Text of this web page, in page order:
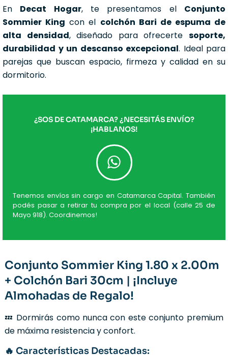
En Decat Hogar, te presentamos el Conjunto
Sommier King con el colchón Bari de espuma de
alta densidad, diseñado para ofrecertesoporte,
durabilidad y un descanso excepcional. Ideal para
parejas que buscan espacio, firmeza y calidad en su
dormitorio.
¿SOS DE CATAMARCA? ¿NECESITÁS ENVÍO?
¡HABLANOS!
Tenemos envíos sin cargo en Catamarca Capital. También
podés pasar a retirar tu compra por el local (calle 25 de
Mayo 918). Coordinemos!
Conjunto Sommier King 1.80 x 2.00m
+ Colchón Bari 30cm | ¡Incluye
Almohadas de Regalo!
💤 Dormirás como nunca con este conjunto premium
de máxima resistencia y confort.
🔥 Características Destacadas: